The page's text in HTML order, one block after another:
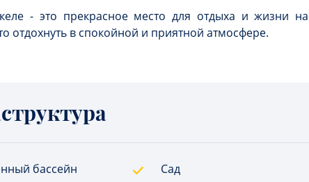
- это прекрасное место для отдыха и жизни на
отдохнуть в спокойной и приятной атмосфере.
бассейн
Сад